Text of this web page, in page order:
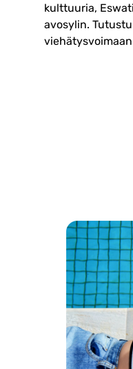
kulttuuria,
avosylin.